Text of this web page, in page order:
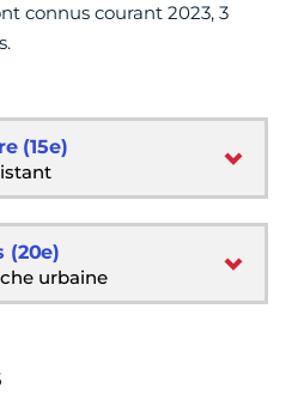
connus courant 2023, 3
(15e)
(20e)
urbaine